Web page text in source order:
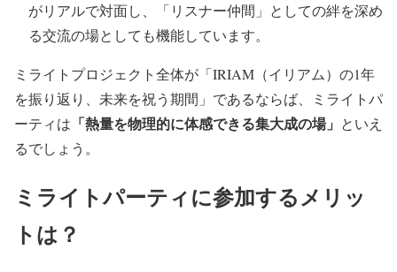
がリアルで対面し、「リスナー仲間」としての絆を深め
る交流の場としても機能しています。
ミライトプロジェクト全体が「IRIAM（イリアム）の1年
を振り返り、未来を祝う期間」であるならば、ミライトパ
ーティは 「熱量を物理的に体感できる集大成の場」 といえ
るでしょう。
ミライトパーティに参加するメリッ
トは？